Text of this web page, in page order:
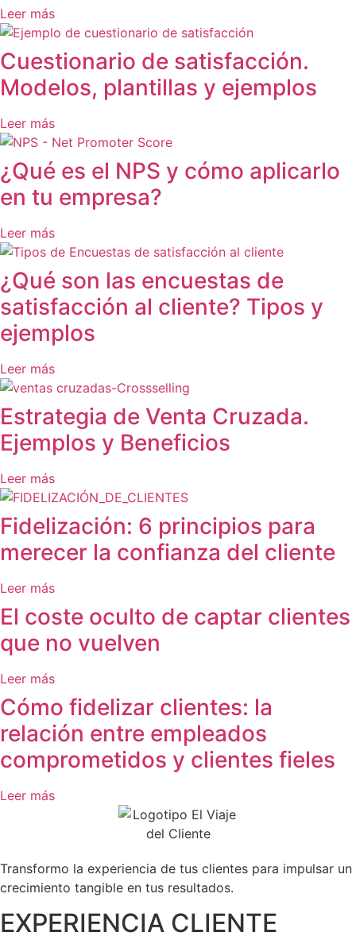
Leer más
Cuestionario de satisfacción.
Modelos, plantillas y ejemplos
Leer más
¿Qué es el NPS y cómo aplicarlo
en tu empresa?
Leer más
¿Qué son las encuestas de
satisfacción al cliente? Tipos y
ejemplos
Leer más
Estrategia de Venta Cruzada.
Ejemplos y Beneficios
Leer más
Fidelización: 6 principios para
merecer la confianza del cliente
Leer más
El coste oculto de captar clientes
que no vuelven
Leer más
Cómo fidelizar clientes: la
relación entre empleados
comprometidos y clientes fieles
Leer más
Transformo la experiencia de tus clientes para impulsar un
crecimiento tangible en tus resultados.
EXPERIENCIA CLIENTE